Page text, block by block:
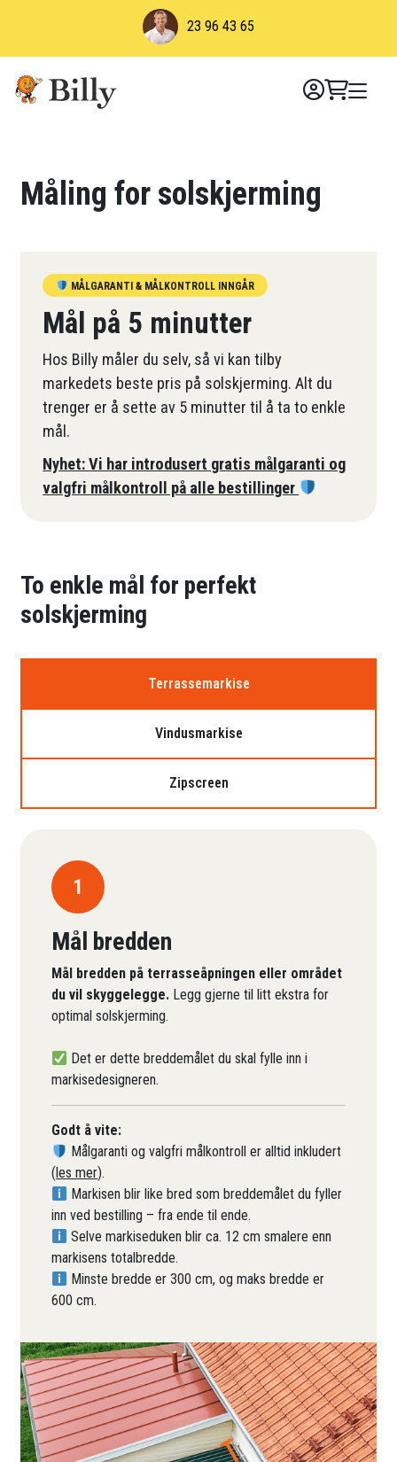
23 96 43 65
Måling for solskjerming
MÅLGARANTI & MÅLKONTROLL INNGÅR
Mål på 5 minutter
Hos Billy måler du selv, så vi kan tilby
markedets beste pris på solskjerming. Alt du
trenger er å sette av 5 minutter til å ta to enkle
mål.
Nyhet: Vi har introdusert gratis målgaranti og
valgfri målkontroll på alle bestillinger
To enkle mål for perfekt
solskjerming
Terrassemarkise
Vindusmarkise
Zipscreen
1
Mål bredden
Mål bredden på terrasseåpningen eller området
du vil skyggelegge. Legg gjerne til litt ekstra for
optimal solskjerming.
Det er dette breddemålet du skal fylle inn i
markisedesigneren.
Godt å vite:
Målgaranti og valgfri målkontroll er alltid inkludert
( les mer).
Markisen blir like bred som breddemålet du fyller
inn ved bestilling – fra ende til ende.
Selve markiseduken blir ca. 12 cm smalere enn
markisens totalbredde.
Minste bredde er 300 cm, og maks bredde er
600 cm.